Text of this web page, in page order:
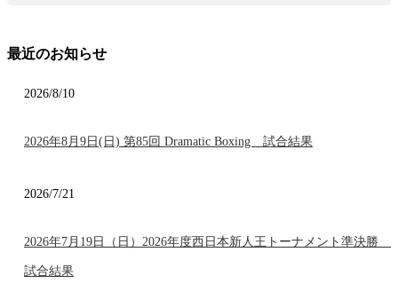
最近のお知らせ
2026/8/10
2026年8月9日(日) 第85回 Dramatic Boxing 試合結果
2026/7/21
2026年7月19日（日）2026年度西日本新人王トーナメント準決勝
試合結果